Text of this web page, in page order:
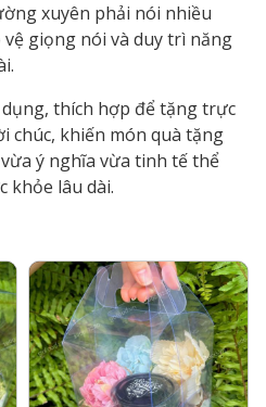
xuyên phải nói nhiều
giọng nói và duy trì năng
thích hợp để tặng trực
chúc, khiến món quà tặng
ý nghĩa vừa tinh tế thể
khỏe lâu dài.